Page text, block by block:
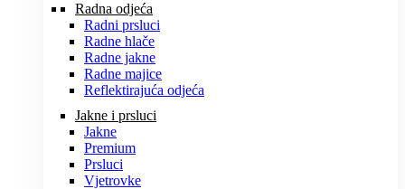
Radna odjeća
Radni prsluci
Radne hlače
Radne jakne
Radne majice
Reflektirajuća odjeća
Jakne i prsluci
Jakne
Premium
Prsluci
Vjetrovke